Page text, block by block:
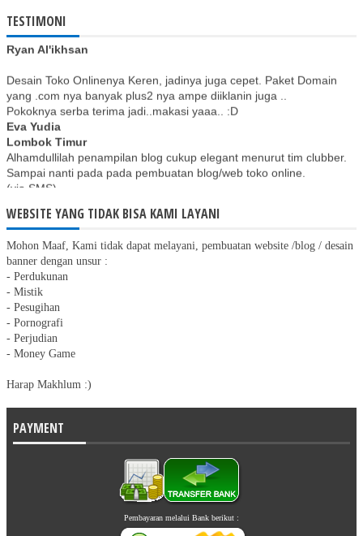
TESTIMONI
tampilan barunya. Sudah mantap pak, thnx so much.
Ryan Al'ikhsan
yang .com nya banyak plus2 nya ampe diiklanin juga ..
Pokoknya serba terima jadi..makasi yaaa.. :D
Eva Yudia
Lombok Timur
Alhamdullilah penampilan blog cukup elegant menurut tim clubber.
Sampai nanti pada pada pembuatan blog/web toko online.
(via SMS)
D. Hadi Nugraha
Kota Bekasi
Wow cepat banget web toko online saya sudah jadi. Designnya juga
saya suka. Cocok banget buat yang tidak bisa membuat web/blog
seperti saya.
Thanks ya pak.
Lisa Caramelia
www.produksehatalami.com
Pelayanannya cepat,website nya bagus, adminnya sabar melayani
permintaan dan revisi.
Komunikatif juga.
Pokoknya recomendeed deh. Buat yg mau buat website,percayakan
Semoga jagowebsite makin laris maniss...:)
www.rumahcantikorganik.com
WEBSITE YANG TIDAK BISA KAMI LAYANI
Mohon Maaf, Kami tidak dapat melayani, pembuatan website /blog / desain
banner dengan unsur :
- Perdukunan
- Mistik
- Pesugihan
- Pornografi
- Perjudian
- Money Game
Harap Makhlum :)
PAYMENT
Pembayaran melalui Bank berikut :